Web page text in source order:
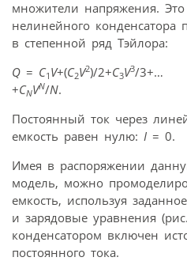
множители напряжения.
нелинейного
в степенной ряд Тэйлора:
Q = С1 V+(C2V2)/2+C3V3/3+…
+CNVN/N.
Постоянный ток через
емкость равен нулю: I = 0.
Имея в распоряжении
модель, можно
емкость, используя
и зарядовые уравнения
конденсатором включен
постоянного тока.